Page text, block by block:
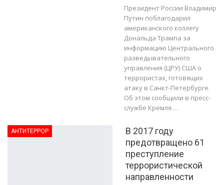
Президент России Владимир
Путин поблагодарил
американского коллегу
Дональда Трампа за
информацию Центрального
разведывательного
управления (ЦРУ) США о
террористах, готовящих
атаку в Санкт-Петербурге.
Об этом сообщили в пресс-
службе Кремля.…
АНТИТЕРРОР
В 2017 году
предотвращено 61
преступление
террористической
направленности